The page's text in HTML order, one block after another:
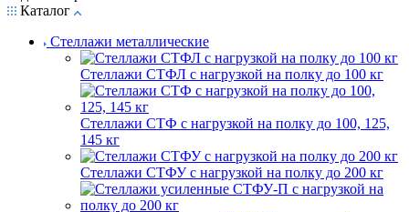
Каталог
Стеллажи металлические
Стеллажи СТФЛ с нагрузкой на полку до 100 кг
Стеллажи СТФ с нагрузкой на полку до 100, 125,
145 кг
Стеллажи СТФУ с нагрузкой на полку до 200 кг